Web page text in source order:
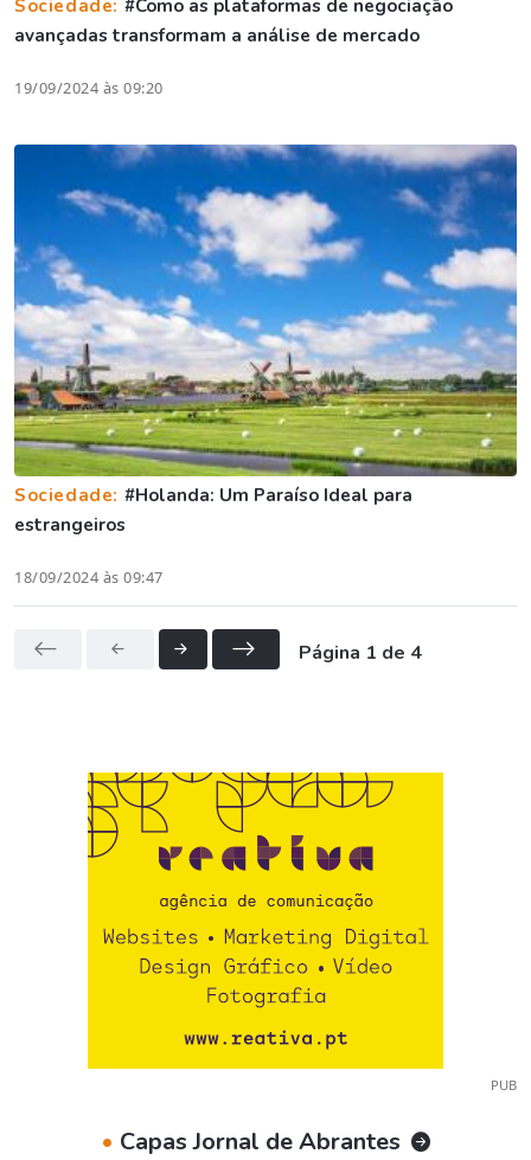
Sociedade: #Como as plataformas de negociação
avançadas transformam a análise de mercado
19/09/2024 às 09:20
Sociedade: #Holanda: Um Paraíso Ideal para
estrangeiros
18/09/2024 às 09:47
Página 1 de 4
PUB
• Capas Jornal de Abrantes